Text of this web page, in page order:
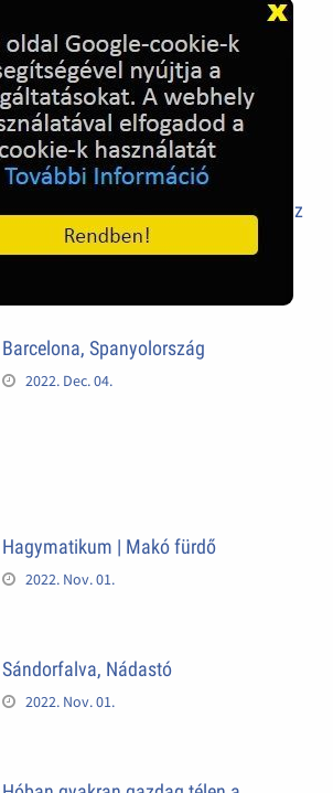
Szeged
2025. Oct. 28.
Siófok, mielőtt beépült az Aranypart az
1970-es évek elején
Barcelona, Spanyolország
2022. Dec. 04.
Hagymatikum | Makó fürdő
2022. Nov. 01.
Sándorfalva, Nádastó
2022. Nov. 01.